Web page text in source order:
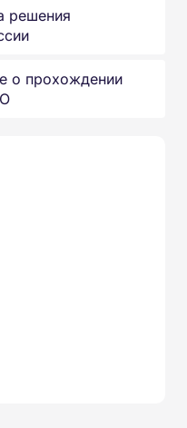
решения
о прохождении